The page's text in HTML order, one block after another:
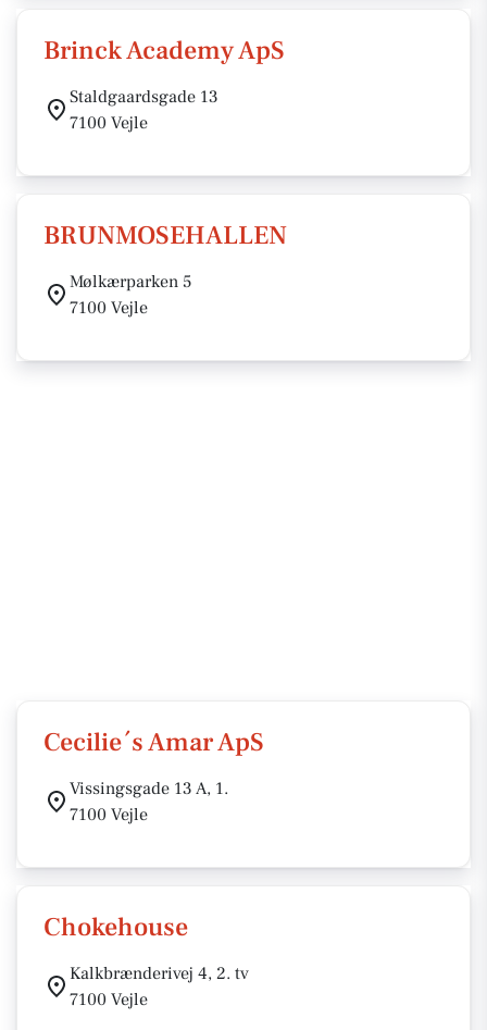
Brinck Academy ApS
Staldgaardsgade 13
7100 Vejle
BRUNMOSEHALLEN
Mølkærparken 5
7100 Vejle
Cecilie´s Amar ApS
Vissingsgade 13 A, 1.
7100 Vejle
Chokehouse
Kalkbrænderivej 4, 2. tv
7100 Vejle